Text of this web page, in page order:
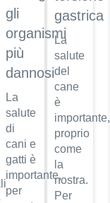
gli
organismi
più
dannosi
La
salute
di
cani e
gatti è
importante,
per
gastrica
La
salute
del
cane
è
importante,
proprio
come
la
nostra.
Per